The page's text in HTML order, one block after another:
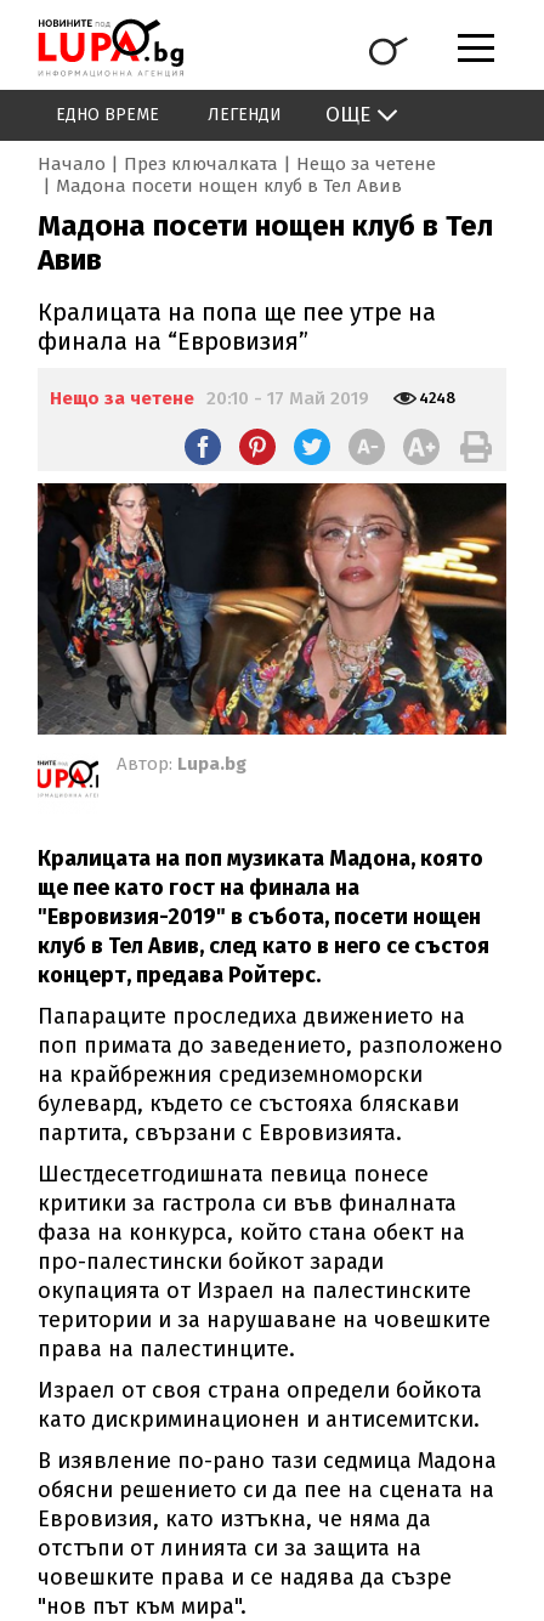
ЕДНО ВРЕМЕ ЛЕГЕНДИ ОЩЕ
Начало През ключалката
Нещо за четене
Мадона посети нощен клуб в Тел Авив
Мадона посети нощен клуб в Тел
Авив
Кралицата на попа ще пее утре на
финала на “Евровизия”
Нещо за четене 20:10 - 17 Май 2019 4248
Автор: Lupa.bg
Кралицата на поп музиката Мадона, която
ще пее като гост на финала на
"Евровизия-2019" в събота, посети нощен
клуб в Тел Авив, след като в него се състоя
концерт, предава Ройтерс.
Папараците проследиха движението на
поп примата до заведението, разположено
на крайбрежния средиземноморски
булевард, където се състояха бляскави
партита, свързани с Евровизията.
Шестдесетгодишната певица понесе
критики за гастрола си във финалната
фаза на конкурса, който стана обект на
про-палестински бойкот заради
окупацията от Израел на палестинските
територии и за нарушаване на човешките
права на палестинците.
Израел от своя страна определи бойкота
като дискриминационен и антисемитски.
В изявление по-рано тази седмица Мадона
обясни решението си да пее на сцената на
Евровизия, като изтъкна, че няма да
отстъпи от линията си за защита на
човешките права и се надява да съзре
"нов път към мира".